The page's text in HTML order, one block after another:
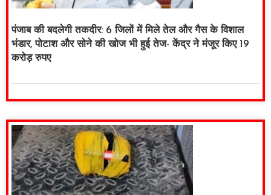
पंजाब की बदलेगी तकदीर: 6 जिलों में मिले तेल और गैस के विशाल
भंडार, पोटाश और सोने की खोज भी हुई तेज- केंद्र ने मंजूर किए 19
करोड़ रुपए